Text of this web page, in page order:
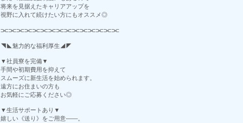
将来を見据えたキャリアアップを
視野に入れて続けたい方にもオススメ◎
⫘⫘⫘⫘⫘⫘⫘⫘⫘⫘⫘⫘⫘⫘⫘
◥◣魅力的な福利厚生◢◤
▼社員寮を完備▼
手間や初期費用を抑えて
スムーズに新生活を始められます。
遠方にお住まいの方も
お気軽にご応募ください◎
▼生活サポートあり▼
嬉しい《送り》をご用意――。